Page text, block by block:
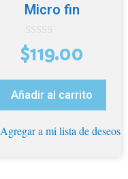
Micro fin
0
d
e
$119.00
Añadir al carrito
Agregar a mi lista de deseos